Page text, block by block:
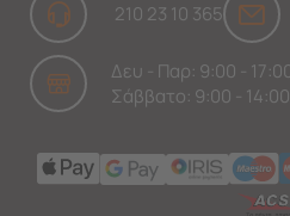
210 23 10 365
Δευ - Παρ: 9:00 - 17:00
Σάββατο: 9:00 - 14:00